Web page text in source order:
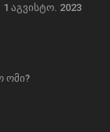
აგვისტო. 2023
ომი?